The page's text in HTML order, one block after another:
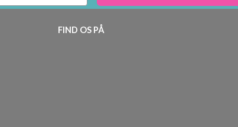
FIND OS PÅ